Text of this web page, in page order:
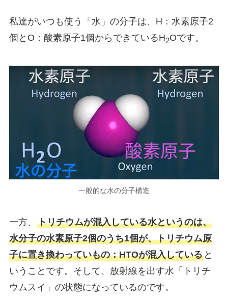
私達がいつも使う「水」の分子は、H：水素原子2
個とO：酸素原子1個からできているH2Oです。
一般的な水の分子構造
一方、 トリチウムが混入している水というのは、
水分子の水素原子2個のうち1個が、トリチウム原
子に置き換わっていもの：HTOが混入していると
いうことです。そして、放射線を出す水「トリチ
ウムスイ」の状態になっているのです。